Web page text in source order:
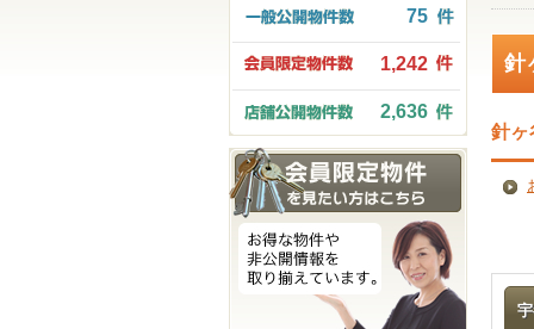
針
針ヶ
75
1,242
2,636